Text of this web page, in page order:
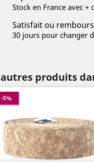
Stock en France avec +
Satisfait ou
30 jours pour changer
produits
-5%